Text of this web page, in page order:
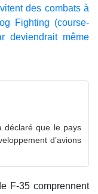
des combats à
Fighting (course-
deviendrait même
déclaré que le pays
d’avions
F-35 comprennent